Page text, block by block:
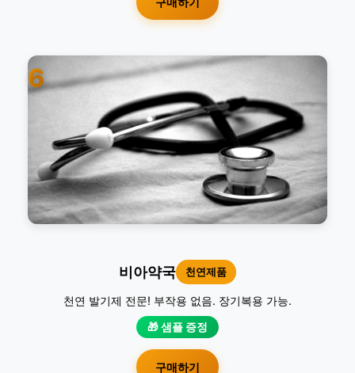
6
비아약국 천연제품
천연 발기제 전문! 부작용 없음. 장기복용 가능.
🎁 샘플 증정
구매하기